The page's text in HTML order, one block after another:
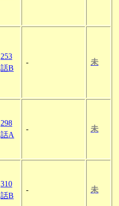
253
話B
- 未
298
話A
- 未
310
話B
- 未